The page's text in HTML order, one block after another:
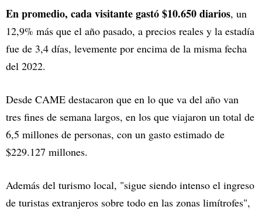
En promedio, cada visitante gastó $10.650 diarios, un
12,9% más que el año pasado, a precios reales y la estadía
fue de 3,4 días, levemente por encima de la misma fecha
del 2022.
Desde CAME destacaron que en lo que va del año van
tres fines de semana largos, en los que viajaron un total de
6,5 millones de personas, con un gasto estimado de
$229.127 millones.
Además del turismo local, "sigue siendo intenso el ingreso
de turistas extranjeros sobre todo en las zonas limítrofes",